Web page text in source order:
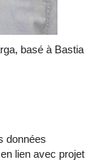
basé à Bastia
données
lien avec projet